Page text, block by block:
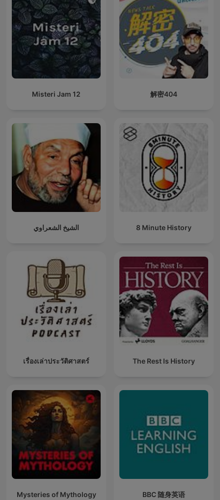
Misteri Jam 12 解密404
الشيخ الشعراوي 8 Minute History
เรื่องเล่าประวัติศาสตร์ The Rest Is History
Mysteries of Mythology BBC 随身英语